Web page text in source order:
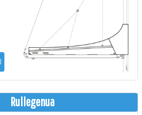
Rullegenua